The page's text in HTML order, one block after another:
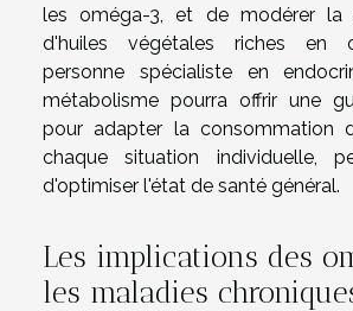
les oméga-3, et de modérer la
d'huiles végétales riches en
personne spécialiste en
métabolisme pourra offrir une
pour adapter la consommation
chaque situation individuelle,
d'optimiser l'état de santé général.
Les implications des
les maladies